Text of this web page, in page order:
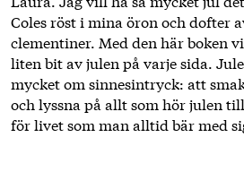
Coles röst i mina öron och dofter
clementiner. Med den här boken
liten bit av julen på varje sida.
mycket om sinnesintryck: att
och lyssna på allt som hör julen
för livet som man alltid bär med